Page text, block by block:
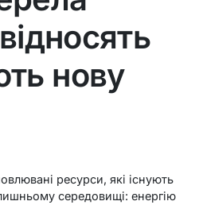
нову
ресурси, які існують
середовищі: енергію